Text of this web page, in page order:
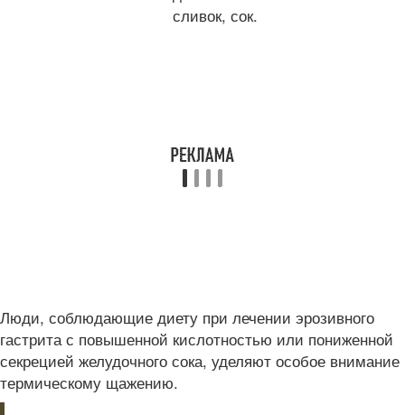
сливок, сок.
Люди, соблюдающие диету при лечении эрозивного
гастрита с повышенной кислотностью или пониженной
секрецией желудочного сока, уделяют особое внимание
термическому щажению.